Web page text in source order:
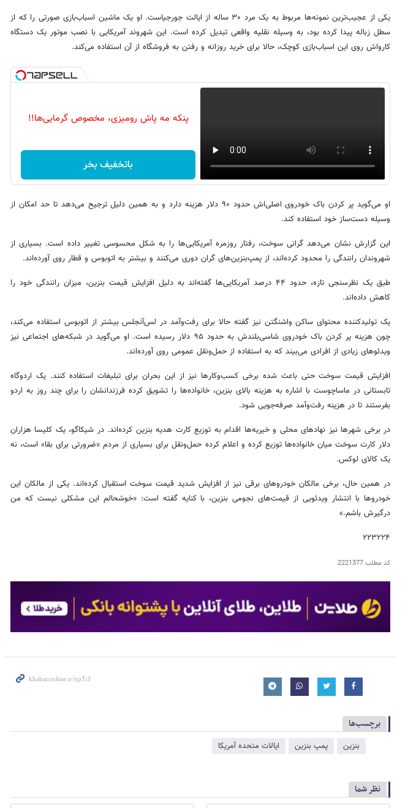
یکی از عجیب‌ترین نمونه‌ها مربوط به یک مرد ۳۰ ساله از ایالت جورجیاست. او یک ماشین اسباب‌بازی صورتی را که از
سطل زباله پیدا کرده بود، به وسیله نقلیه واقعی تبدیل کرده است. این شهروند آمریکایی با نصب موتور یک دستگاه
کارواش روی این اسباب‌بازی کوچک، حالا برای خرید روزانه و رفتن به فروشگاه از آن استفاده می‌کند.
پنکه مه پاش رومیزی، مخصوص گرمایی‌ها!!
باتخفیف بخر
او می‌گوید پر کردن باک خودروی اصلی‌اش حدود ۹۰ دلار هزینه دارد و به همین دلیل ترجیح می‌دهد تا حد امکان از
وسیله دست‌ساز خود استفاده کند.
این گزارش نشان می‌دهد گرانی سوخت، رفتار روزمره آمریکایی‌ها را به شکل محسوسی تغییر داده است. بسیاری از
شهروندان رانندگی را محدود کرده‌اند، از پمپ‌بنزین‌های گران دوری می‌کنند و بیشتر به اتوبوس و قطار روی آورده‌اند.
طبق یک نظرسنجی تازه، حدود ۴۴ درصد آمریکایی‌ها گفته‌اند به دلیل افزایش قیمت بنزین، میزان رانندگی خود را
کاهش داده‌اند.
یک تولیدکننده محتوای ساکن واشنگتن نیز گفته حالا برای رفت‌وآمد در لس‌آنجلس بیشتر از اتوبوس استفاده می‌کند،
چون هزینه پر کردن باک خودروی شاسی‌بلندش به حدود ۹۵ دلار رسیده است. او می‌گوید در شبکه‌های اجتماعی نیز
ویدئوهای زیادی از افرادی می‌بیند که به استفاده از حمل‌ونقل عمومی روی آورده‌اند.
افزایش قیمت سوخت حتی باعث شده برخی کسب‌وکارها نیز از این بحران برای تبلیغات استفاده کنند. یک اردوگاه
تابستانی در ماساچوست با اشاره به هزینه بالای بنزین، خانواده‌ها را تشویق کرده فرزندانشان را برای چند روز به اردو
بفرستند تا در هزینه رفت‌وآمد صرفه‌جویی شود.
در برخی شهرها نیز نهادهای محلی و خیریه‌ها اقدام به توزیع کارت هدیه بنزین کرده‌اند. در شیکاگو، یک کلیسا هزاران
دلار کارت سوخت میان خانواده‌ها توزیع کرده و اعلام کرده حمل‌ونقل برای بسیاری از مردم «ضرورتی برای بقا» است، نه
یک کالای لوکس.
در همین حال، برخی مالکان خودروهای برقی نیز از افزایش شدید قیمت سوخت استقبال کرده‌اند. یکی از مالکان این
خودروها با انتشار ویدئویی از قیمت‌های نجومی بنزین، با کنایه گفته است: «خوشحالم این مشکلی نیست که من
درگیرش باشم.»
۲۲۳۲۲۴
کد مطلب2221377
برچسب‌ها
بنزین پمپ بنزین ایالات متحده آمریکا
نظر شما